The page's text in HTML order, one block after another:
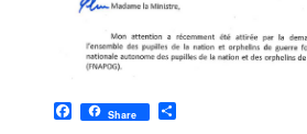
F
a
Share P